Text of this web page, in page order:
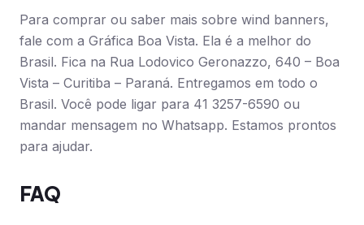
Para comprar ou saber mais sobre wind banners,
fale com a Gráfica Boa Vista. Ela é a melhor do
Brasil. Fica na Rua Lodovico Geronazzo, 640 – Boa
Vista – Curitiba – Paraná. Entregamos em todo o
Brasil. Você pode ligar para 41 3257-6590 ou
mandar mensagem no Whatsapp. Estamos prontos
para ajudar.
FAQ